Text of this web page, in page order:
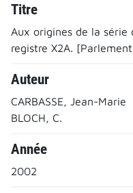
Titre
Aux origines de la
registre X2A.
Auteur
CARBASSE, Jean-Marie
BLOCH, C.
Année
2002